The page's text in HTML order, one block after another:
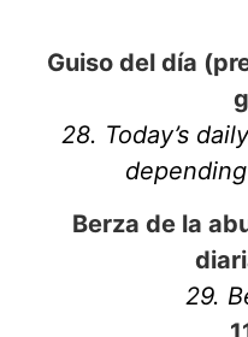
Guiso del día
28. Today’s
Berza de la
29.